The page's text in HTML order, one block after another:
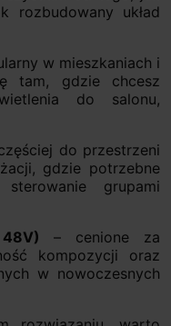
rozbudowany układ
w mieszkaniach i
tam, gdzie chcesz
do salonu,
do przestrzeni
gdzie potrzebne
grupami
– cenione za
kompozycji oraz
w nowoczesnych